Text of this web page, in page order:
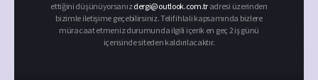
ettiğini düşünüyorsanızdergi@outlook.com.tr adresi üzerinden
bizimle iletişime geçebilirsiniz. Telif ihlali kapsamında bizlere
müracaat etmeniz durumunda ilgili içerik en geç 2 iş günü
içerisinde siteden kaldırılacaktır.